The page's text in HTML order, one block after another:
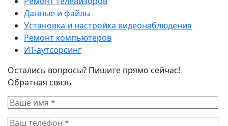
Данные и файлы
Установка и настройка видеонаблюдения
Ремонт компьютеров
ИТ-аутсорсинг
Остались вопросы? Пишите прямо сейчас!
Обратная связь